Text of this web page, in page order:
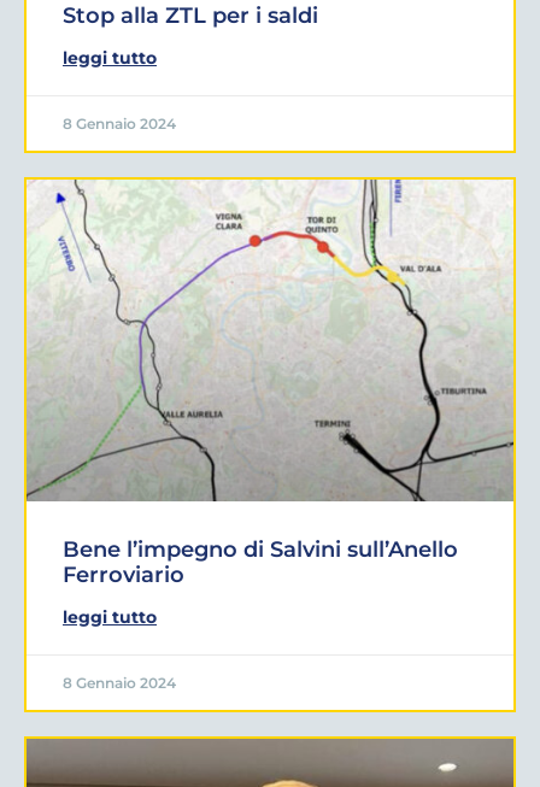
Stop alla ZTL per i saldi
leggi tutto
8 Gennaio 2024
Bene l’impegno di Salvini sull’Anello
Ferroviario
leggi tutto
8 Gennaio 2024